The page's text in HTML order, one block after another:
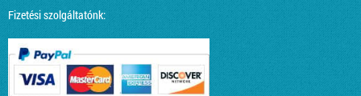
Fizetési szolgáltatónk: